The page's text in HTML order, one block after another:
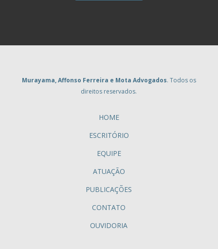
Murayama, Affonso Ferreira e Mota Advogados. Todos os
direitos reservados.
HOME
ESCRITÓRIO
EQUIPE
ATUAÇÃO
PUBLICAÇÕES
CONTATO
OUVIDORIA